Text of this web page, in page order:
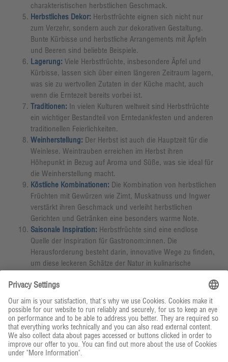
charakteristischen herbstlichen Geschmack.
Herbstliches Dekor: Herbstfrüchte eignen sich nicht nur
zum Verzehr, sondern auch zur dekorativen Gestaltung.
Bunte Kürbisse und herbstliche Arrangements mit Äpfeln
und Beeren sind beliebte Beispiele.
Lagerung: Viele Herbstfrüchte, insbesondere Äpfel und
Kürbisse, lassen sich über einen längeren Zeitraum lagern,
was sie zu wertvollen Zutaten in der Küche macht, auch
wenn die Erntezeit bereits vorbei ist.
Traditionen: In vielen Kulturen weltweit sind Herbstfrüchte
ein wichtiger Bestandteil von Erntedankfesten und anderen
traditionellen Feierlichkeiten.
Weinherstellung: Der Herbst ist auch die Hauptzeit für die
Weinlese. Weintrauben erreichen im Herbst ihren
Höhepunkt in Bezug auf Aroma und Süße, was sie ideal für
die Weinherstellung macht.
Köstliche Kombinationen: Die Kombination von herbstlichen
Früchten mit Gewürzen wie Zimt, Muskatnuss und Ingwer
verstärkt ihren Geschmack und verleiht herbstlichen
Gerichten und Getränken eine besonders warme Note.
Saisonale Inspiration: Herbstfrüchte sind eine endlose
Quelle der Inspiration für Gastronom:innen. Die
Herausforderung besteht darin, innovative Wege zu finden,
um diese leckeren Schätze der Natur in kulinarische